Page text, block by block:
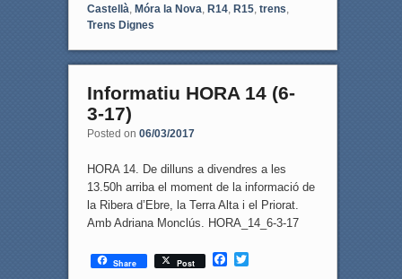
Castellà, Móra la Nova, R14, R15, trens,
Trens Dignes
Informatiu HORA 14 (6-
3-17)
Posted on 06/03/2017
HORA 14. De dilluns a divendres a les
13.50h arriba el moment de la informació de
la Ribera d’Ebre, la Terra Alta i el Priorat.
Amb Adriana Monclús. HORA_14_6-3-17
Share Post
F
T